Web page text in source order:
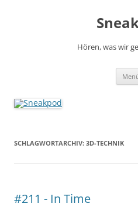
Hören, was wir
SCHLAGWORTARCHIV: 3D-TECHNIK
#211 - In Time